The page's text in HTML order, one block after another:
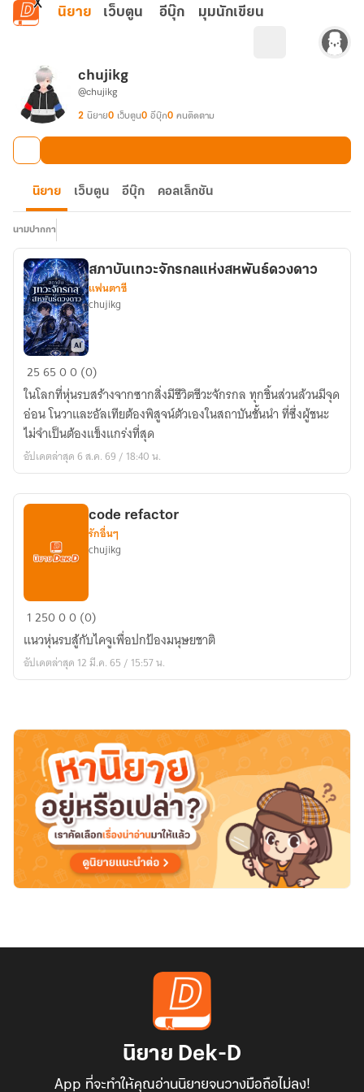
ข้ามไปยังเนื้อหาหลัก
นิยาย เว็บตูน อีบุ๊ก มุมนักเขียน
chujikg
@chujikg
2 นิยาย0 เว็บตูน0 อีบุ๊ก0 คนติดตาม
นิยาย เว็บตูน อีบุ๊ก คอลเล็กชัน
นามปากกา
สภา
บัน
เทวะ
จักร
กล
แห่ง
ดวงดาว
สภาบันเทวะจักรกลแห่งสหพันธ์ดวงดาว
แฟนตาซี
chujikg
256500 (0)
ในโลกที่หุ่นรบสร้างจากซากสิ่งมีชีวิตชีวะจักรกล ทุกชิ้นส่วนล้วนมีจุด
อ่อน โนวาและอัลเทียต้องพิสูจน์ตัวเองในสถาบันชั้นนำ ที่ซึ่งผู้ชนะ
ไม่จำเป็นต้องแข็งแกร่งที่สุด
อัปเดตล่าสุด 6 ส.ค. 69 / 18:40 น.
code
refactor
code refactor
รักอื่นๆ
chujikg
125000 (0)
แนวหุ่นรบสู้กับไคจูเพื่อปกป้องมนุษยชาติ
อัปเดตล่าสุด 12 มี.ค. 65 / 15:57 น.
นิยาย Dek-D
App ที่จะทำให้คุณอ่านนิยายจนวางมือถือไม่ลง!